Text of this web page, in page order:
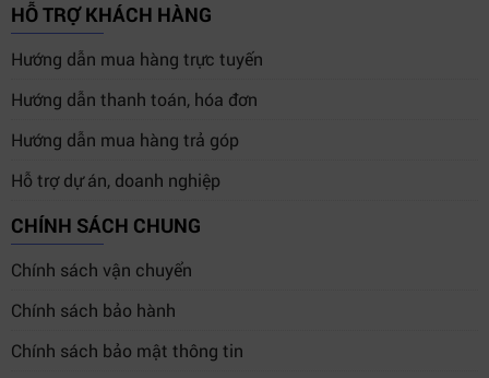
HỖ TRỢ KHÁCH HÀNG
Hướng dẫn mua hàng trực tuyến
Hướng dẫn thanh toán, hóa đơn
Hướng dẫn mua hàng trả góp
Hỗ trợ dự án, doanh nghiệp
CHÍNH SÁCH CHUNG
Chính sách vận chuyển
Chính sách bảo hành
Chính sách bảo mật thông tin